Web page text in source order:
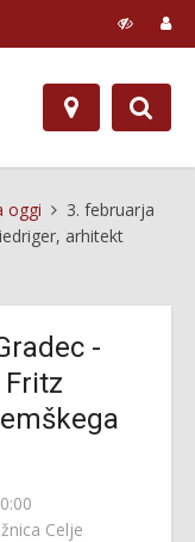
oggi
3. februarja
arhitekt
-
Celje